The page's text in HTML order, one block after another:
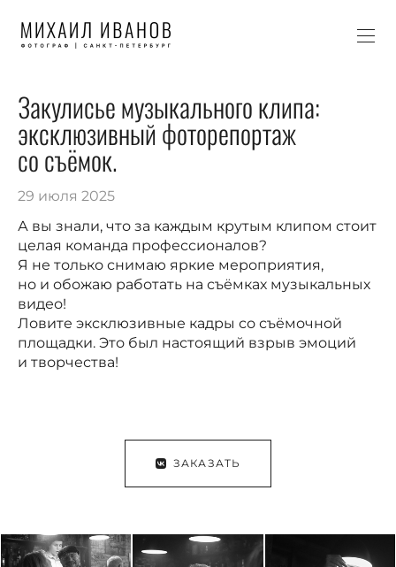
Закулисье музыкального клипа:
эксклюзивный фоторепортаж
со съёмок.
29 июля 2025
А вы знали, что за каждым крутым клипом стоит
целая команда профессионалов?
Я не только снимаю яркие мероприятия,
но и обожаю работать на съёмках музыкальных
видео!
Ловите эксклюзивные кадры со съёмочной
площадки. Это был настоящий взрыв эмоций
и творчества!
ЗАКАЗАТЬ